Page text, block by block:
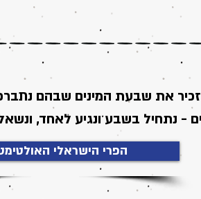
את שבעת המינים שבהם
- נתחיל בשבע ונגיע לאחד,
הפרי הישראלי